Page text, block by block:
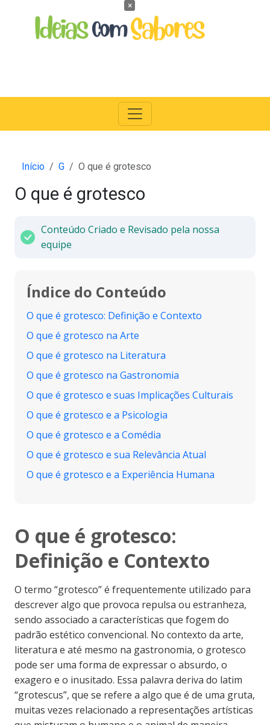
Início G O que é grotesco
O que é grotesco
Conteúdo Criado e Revisado pela nossa
equipe
Índice do Conteúdo
O que é grotesco: Definição e Contexto
O que é grotesco na Arte
O que é grotesco na Literatura
O que é grotesco na Gastronomia
O que é grotesco e suas Implicações Culturais
O que é grotesco e a Psicologia
O que é grotesco e a Comédia
O que é grotesco e sua Relevância Atual
O que é grotesco e a Experiência Humana
O que é grotesco:
Definição e Contexto
O termo “grotesco” é frequentemente utilizado para
descrever algo que provoca repulsa ou estranheza,
sendo associado a características que fogem do
padrão estético convencional. No contexto da arte,
literatura e até mesmo na gastronomia, o grotesco
pode ser uma forma de expressar o absurdo, o
exagero e o inusitado. Essa palavra deriva do latim
“grotescus”, que se refere a algo que é de uma gruta,
muitas vezes relacionado a representações artísticas
×